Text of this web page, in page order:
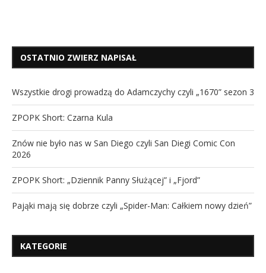
OSTATNIO ZWIERZ NAPISAŁ
Wszystkie drogi prowadzą do Adamczychy czyli „1670” sezon 3
ZPOPK Short: Czarna Kula
Znów nie było nas w San Diego czyli San Diegi Comic Con
2026
ZPOPK Short: „Dziennik Panny Służącej” i „Fjord”
Pająki mają się dobrze czyli „Spider-Man: Całkiem nowy dzień”
KATEGORIE